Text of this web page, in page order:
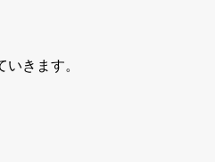
きます。